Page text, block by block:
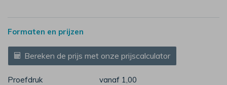
Formaten en prijzen
Bereken de prijs met onze prijscalculator
Proefdruk
vanaf 1,00